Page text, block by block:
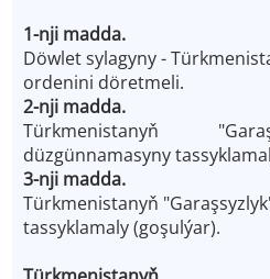
1-nji madda.
Döwlet sylagyny -
ordenini döretmeli.
2-nji madda.
Türkmenistanyň
düzgünnamasyny
3-nji madda.
Türkmenistanyň
tassyklamaly (goşulýar).